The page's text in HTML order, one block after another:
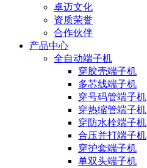
卓迈文化
资质荣誉
合作伙伴
产品中心
全自动端子机
穿胶壳端子机
多芯线端子机
穿号码管端子机
穿热缩管端子机
穿防水栓端子机
合压并打端子机
穿护套端子机
单双头端子机